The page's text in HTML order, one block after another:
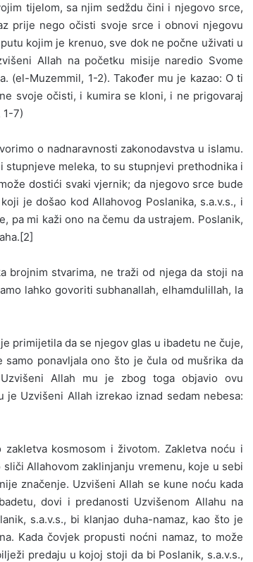
tijelom, sa njim sedždu čini i njegovo srce,
prije nego očisti svoje srce i obnovi njegovu
kojim je krenuo, sve dok ne počne uživati u
Allah na početku misije naredio Svome
(el-Muzemmil, 1-2). Također mu je kazao: O ti
svoje očisti, i kumira se kloni, i ne prigovaraj
1-7)
o nadnaravnosti zakonodavstva u islamu.
meleka, to su stupnjevi prethodnika i
dostići svaki vjernik; da njegovo srce bude
je došao kod Allahovog Poslanika, s.a.v.s., i
pa mi kaži ono na čemu da ustrajem. Poslanik,
brojnim stvarima, ne traži od njega da stoji na
lahko govoriti subhanallah, elhamdulillah, la
primijetila da se njegov glas u ibadetu ne čuje,
ponavljala ono što je čula od mušrika da
Allah mu je zbog toga objavio ovu
Uzvišeni Allah izrekao iznad sedam nebesa:
kosmosom i životom. Zakletva noću i
Allahovom zaklinjanju vremenu, koje u sebi
značenje. Uzvišeni Allah se kune noću kada
dovi i predanosti Uzvišenom Allahu na
s.a.v.s., bi klanjao duha-namaz, kao što je
Kada čovjek propusti noćni namaz, to može
predaju u kojoj stoji da bi Poslanik, s.a.v.s.,